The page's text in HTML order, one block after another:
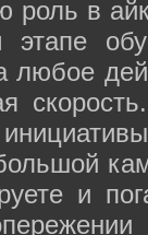
роль в
этапе
любое
и